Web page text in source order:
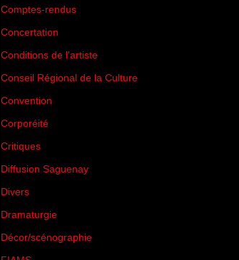
Comptes-rendus
Concertation
Conditions de l'artiste
Conseil Régional de la Culture
Convention
Corporéité
Critiques
Diffusion Saguenay
Divers
Dramaturgie
Décor/scénographie